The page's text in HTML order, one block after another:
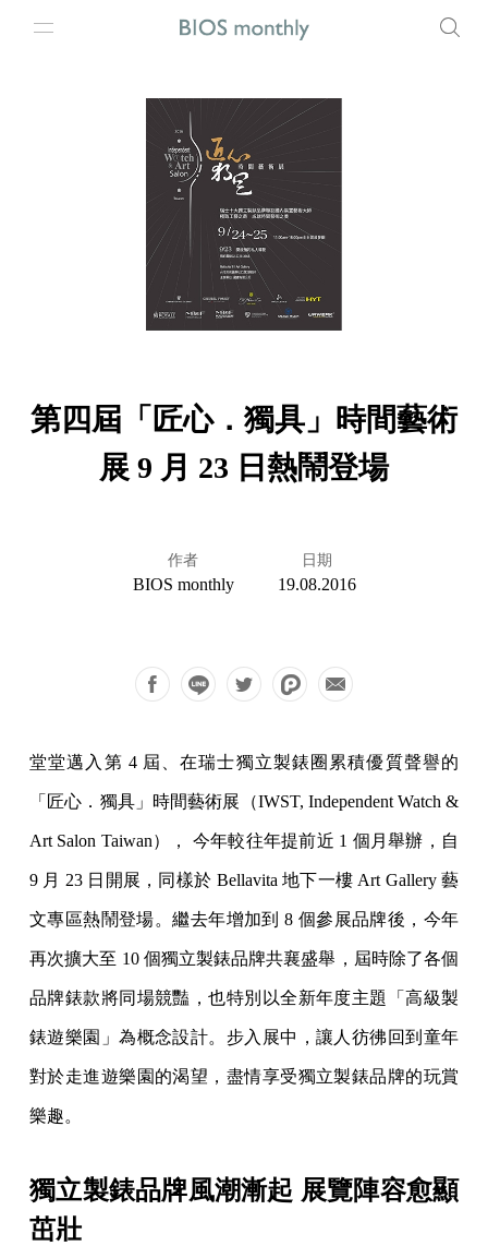
第四屆「匠心．獨具」時間藝術
展 9 月 23 日熱鬧登場
作者
BIOS monthly
日期
19.08.2016
堂堂邁入第 4 屆、在瑞士獨立製錶圈累積優質聲譽的
「匠心．獨具」時間藝術展（IWST, Independent Watch &
Art Salon Taiwan）， 今年較往年提前近 1 個月舉辦，自
9 月 23 日開展，同樣於 Bellavita 地下一樓 Art Gallery 藝
文專區熱鬧登場。繼去年增加到 8 個參展品牌後，今年
再次擴大至 10 個獨立製錶品牌共襄盛舉，屆時除了各個
品牌錶款將同場競豔，也特別以全新年度主題「高級製
錶遊樂園」為概念設計。步入展中，讓人彷彿回到童年
對於走進遊樂園的渴望，盡情享受獨立製錶品牌的玩賞
樂趣。
獨立製錶品牌風潮漸起 展覽陣容愈顯
茁壯